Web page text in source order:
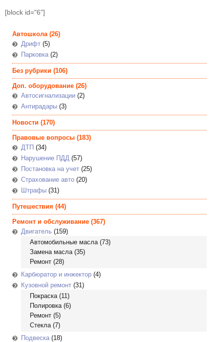
[block id="6"]
Автошкола(26)
Дрифт (5)
Парковка(2)
Без рубрики (106)
Доп. оборудование (26)
Автосигнализации (2)
Антирадары (3)
Новости (170)
Правовые вопросы (183)
ДТП (34)
Нарушение ПДД (57)
Постановка на учет (25)
Страхование авто (20)
Штрафы (31)
Путешествия (44)
Ремонт и обслуживание (367)
Двигатель (159)
Автомобильные масла(73)
Замена масла(35)
Ремонт (28)
Карбюратор и инжектор (4)
Кузовной ремонт (31)
Покраска(11)
Полировка(6)
Ремонт (5)
Стекла(7)
Подвеска(18)